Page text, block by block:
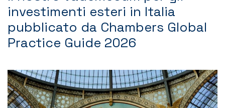
Contatti
investimenti esteri in Italia
pubblicato da Chambers Global
Practice Guide 2026